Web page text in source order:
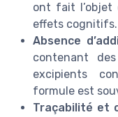
ont fait l’objet
effets cognitifs.
Absence
contenant
excipients
formule est
Traçabilité et